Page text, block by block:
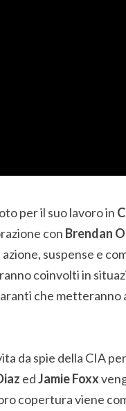
per il suo lavoro in
con Brendan
suspense e
coinvolti in
che metteranno
da spie della CIA
edJamie Foxx
copertura viene